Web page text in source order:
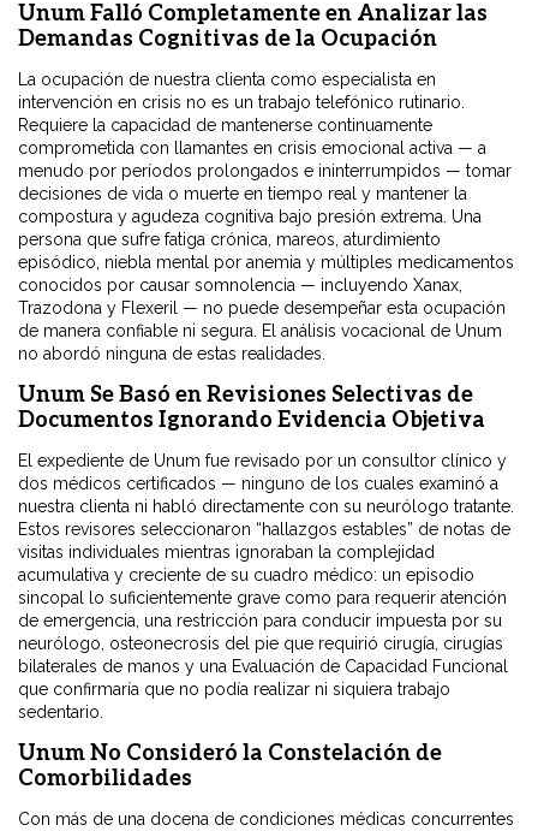
Unum Falló Completamente en Analizar las
Demandas Cognitivas de la Ocupación
La ocupación de nuestra clienta como especialista en
intervención en crisis no es un trabajo telefónico rutinario.
Requiere la capacidad de mantenerse continuamente
comprometida con llamantes en crisis emocional activa — a
menudo por períodos prolongados e ininterrumpidos — tomar
decisiones de vida o muerte en tiempo real y mantener la
compostura y agudeza cognitiva bajo presión extrema. Una
persona que sufre fatiga crónica, mareos, aturdimiento
episódico, niebla mental por anemia y múltiples medicamentos
conocidos por causar somnolencia — incluyendo Xanax,
Trazodona y Flexeril — no puede desempeñar esta ocupación
de manera confiable ni segura. El análisis vocacional de Unum
no abordó ninguna de estas realidades.
Unum Se Basó en Revisiones Selectivas de
Documentos Ignorando Evidencia Objetiva
El expediente de Unum fue revisado por un consultor clínico y
dos médicos certificados — ninguno de los cuales examinó a
nuestra clienta ni habló directamente con su neurólogo tratante.
Estos revisores seleccionaron “hallazgos estables” de notas de
visitas individuales mientras ignoraban la complejidad
acumulativa y creciente de su cuadro médico: un episodio
sincopal lo suficientemente grave como para requerir atención
de emergencia, una restricción para conducir impuesta por su
neurólogo, osteonecrosis del pie que requirió cirugía, cirugías
bilaterales de manos y una Evaluación de Capacidad Funcional
que confirmaría que no podía realizar ni siquiera trabajo
sedentario.
Unum No Consideró la Constelación de
Comorbilidades
Con más de una docena de condiciones médicas concurrentes